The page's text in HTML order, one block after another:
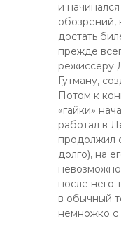
и
обозрений,
достать
прежде
режиссёру
Гутману,
Потом к
«гайки»
работал в
продолжил
долго), на
после него
в обычный
немножко